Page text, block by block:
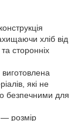
хліб від
сторонніх
які не
безпечними для
— розмір